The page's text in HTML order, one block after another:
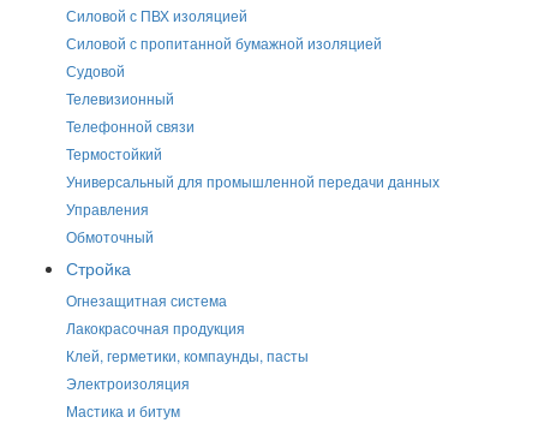
Силовой с ПВХ изоляцией
Силовой с пропитанной бумажной изоляцией
Судовой
Телевизионный
Телефонной связи
Термостойкий
Универсальный для промышленной передачи данных
Управления
Обмоточный
Стройка
Огнезащитная система
Лакокрасочная продукция
Клей, герметики, компаунды, пасты
Электроизоляция
Мастика и битум